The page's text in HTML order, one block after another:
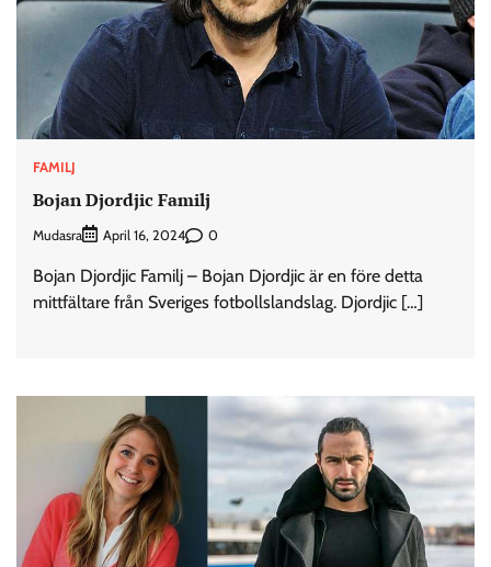
FAMILJ
Bojan Djordjic Familj
Mudasra April 16, 2024 0
Bojan Djordjic Familj – Bojan Djordjic är en före detta
mittfältare från Sveriges fotbollslandslag. Djordjic […]